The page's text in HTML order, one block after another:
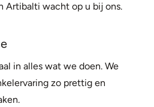
Artibalti wacht op u bij ons.
in alles wat we doen. We
zo prettig en